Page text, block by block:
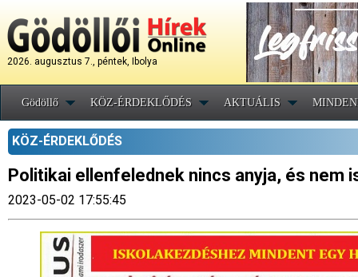
2026. augusztus 7., péntek, Ibolya
Gödöllő KÖZ-ÉRDEKLŐDÉS AKTUÁLIS
KÖZ-ÉRDEKLŐDÉS
Politikai ellenfelednek nincs anyja, és nem
2023-05-02 17:55:45